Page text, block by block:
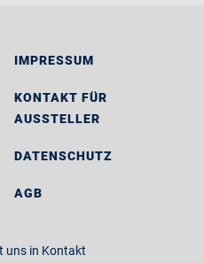
IMPRESSUM
KONTAKT FÜR
AUSSTELLER
DATENSCHUTZ
AGB
uns in Kontakt